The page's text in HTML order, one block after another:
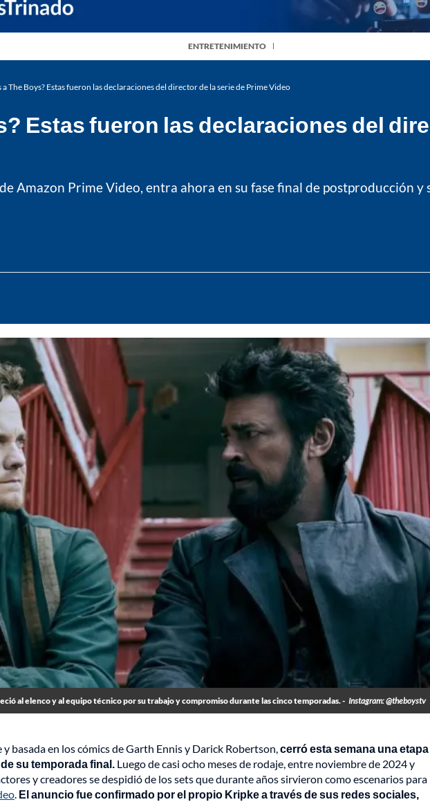
ENTRETENIMIENTO
a The Boys? Estas fueron las declaraciones del director de la serie de Prime Video
Estas fueron las declaraciones del
Amazon Prime Video, entra ahora en su fase final de postproducción
al elenco y al equipo técnico por su trabajo y compromiso durante las cinco temporadas. - Instagram: @theboystv
y basada en los cómics de Garth Ennis y Darick Robertson,cerró esta semana una etapa
su temporada final. Luego de casi ocho meses de rodaje, entre noviembre de 2024 y
y creadores se despidió de los sets que durante años sirvieron como escenarios para
. El anuncio fue confirmado por el propio Kripke a través de sus redes sociales,